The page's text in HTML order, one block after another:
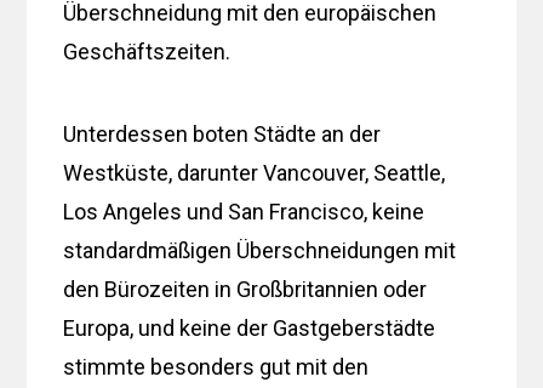
Überschneidung mit den europäischen
Geschäftszeiten.
Unterdessen boten Städte an der
Westküste, darunter Vancouver, Seattle,
Los Angeles und San Francisco, keine
standardmäßigen Überschneidungen mit
den Bürozeiten in Großbritannien oder
Europa, und keine der Gastgeberstädte
stimmte besonders gut mit den